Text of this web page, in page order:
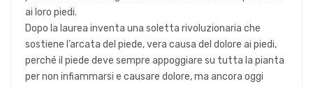
ai loro piedi.
Dopo la laurea inventa una soletta rivoluzionaria che
sostiene l’arcata del piede, vera causa del dolore ai piedi,
perché il piede deve sempre appoggiare su tutta la pianta
per non infiammarsi e causare dolore, ma ancora oggi